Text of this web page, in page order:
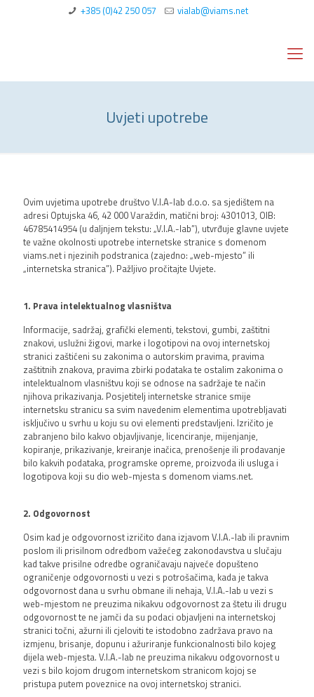
+385 (0)42 250 057 vialab@viams.net
Uvjeti upotrebe
Ovim uvjetima upotrebe društvo V.I.A-lab d.o.o. sa sjedištem na
adresi Optujska 46, 42 000 Varaždin, matični broj: 4301013, OIB:
46785414954 (u daljnjem tekstu: „V.I.A.-lab”), utvrđuje glavne uvjete
te važne okolnosti upotrebe internetske stranice s domenom
viams.net i njezinih podstranica (zajedno: „web-mjesto” ili
„internetska stranica”). Pažljivo pročitajte Uvjete.
1. Prava intelektualnog vlasništva
Informacije, sadržaj, grafički elementi, tekstovi, gumbi, zaštitni
znakovi, uslužni žigovi, marke i logotipovi na ovoj internetskoj
stranici zaštićeni su zakonima o autorskim pravima, pravima
zaštitnih znakova, pravima zbirki podataka te ostalim zakonima o
intelektualnom vlasništvu koji se odnose na sadržaje te način
njihova prikazivanja. Posjetitelj internetske stranice smije
internetsku stranicu sa svim navedenim elementima upotrebljavati
isključivo u svrhu u koju su ovi elementi predstavljeni. Izričito je
zabranjeno bilo kakvo objavljivanje, licenciranje, mijenjanje,
kopiranje, prikazivanje, kreiranje inačica, prenošenje ili prodavanje
bilo kakvih podataka, programske opreme, proizvoda ili usluga i
logotipova koji su dio web-mjesta s domenom viams.net.
2. Odgovornost
Osim kad je odgovornost izričito dana izjavom V.I.A.-lab ili pravnim
poslom ili prisilnom odredbom važećeg zakonodavstva u slučaju
kad takve prisilne odredbe ograničavaju najveće dopušteno
ograničenje odgovornosti u vezi s potrošačima, kada je takva
odgovornost dana u svrhu obmane ili nehaja, V.I.A.-lab u vezi s
web-mjestom ne preuzima nikakvu odgovornost za štetu ili drugu
odgovornost te ne jamči da su podaci objavljeni na internetskoj
stranici točni, ažurni ili cjeloviti te istodobno zadržava pravo na
izmjenu, brisanje, dopunu i ažuriranje funkcionalnosti bilo kojeg
dijela web-mjesta. V.I.A.-lab ne preuzima nikakvu odgovornost u
vezi s bilo kojom drugom internetskom stranicom kojoj se
pristupa putem poveznice na ovoj internetskoj stranici.